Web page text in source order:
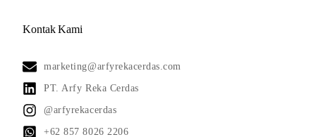
Kontak Kami
marketing@arfyrekacerdas.com
PT. Arfy Reka Cerdas
@arfyrekacerdas
+62 857 8026 2206